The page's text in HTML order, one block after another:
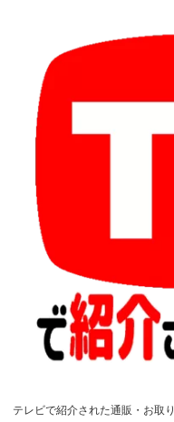
テレビで紹介された通販・お取